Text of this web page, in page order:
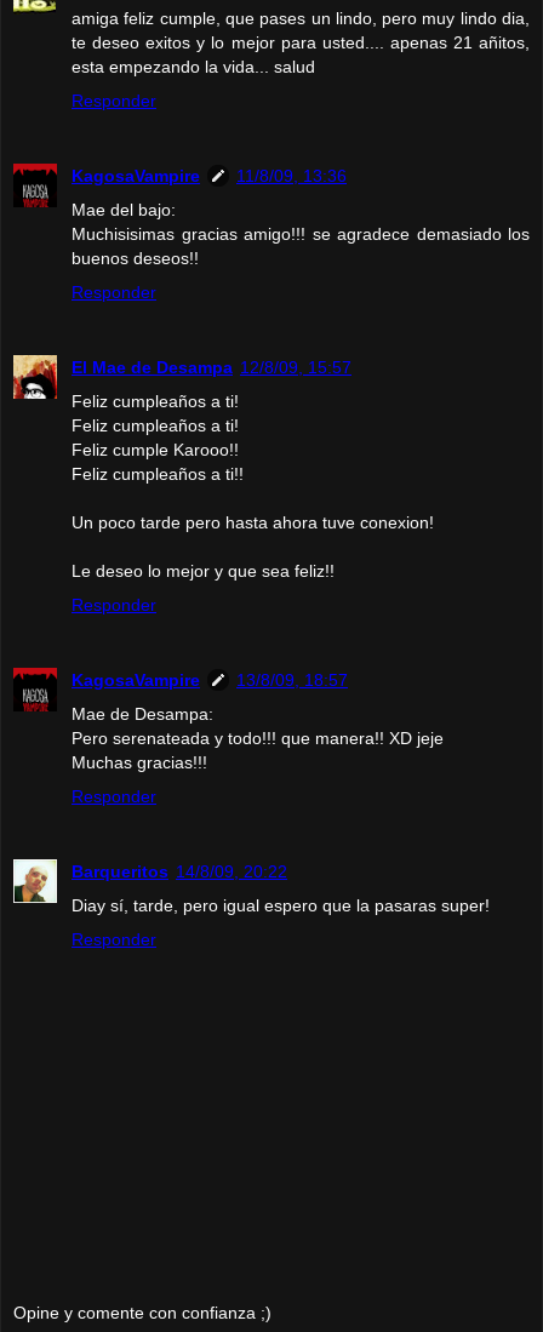
amiga feliz cumple, que pases un lindo, pero muy lindo dia,
te deseo exitos y lo mejor para usted.... apenas 21 añitos,
esta empezando la vida... salud
Responder
KagosaVampire
11/8/09, 13:36
Mae del bajo:
Muchisisimas gracias amigo!!! se agradece demasiado los
buenos deseos!!
Responder
El Mae de Desampa 12/8/09, 15:57
Feliz cumpleaños a ti!
Feliz cumpleaños a ti!
Feliz cumple Karooo!!
Feliz cumpleaños a ti!!
Un poco tarde pero hasta ahora tuve conexion!
Le deseo lo mejor y que sea feliz!!
Responder
KagosaVampire
13/8/09, 18:57
Mae de Desampa:
Pero serenateada y todo!!! que manera!! XD jeje
Muchas gracias!!!
Responder
Barqueritos 14/8/09, 20:22
Diay sí, tarde, pero igual espero que la pasaras super!
Responder
Opine y comente con confianza ;)